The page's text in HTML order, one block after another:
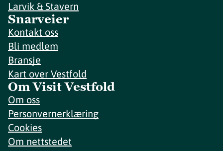
Larvik & Stavern
Snarveier
Kontakt oss
Bli medlem
Bransje
Kart over Vestfold
Om Visit Vestfold
Om oss
Personvernerklæring
Cookies
Om nettstedet